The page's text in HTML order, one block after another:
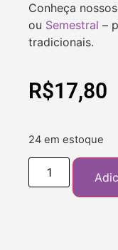
Conheça
ou Semestral –
tradicionais.
R$17,80
24 em estoque